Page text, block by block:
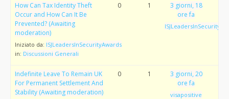
How Can Tax Identity Theft
Occur and How Can It Be
Prevented? (Awaiting
moderation)
Iniziato da: ISJLeadersInSecurityAwards
in: Discussioni Generali
0 1
3 giorni, 18
ore fa
Indefinite Leave To Remain UK
For Permanent Settlement And
Stability (Awaiting moderation)
0 1
3 giorni, 20
ore fa
visapositive